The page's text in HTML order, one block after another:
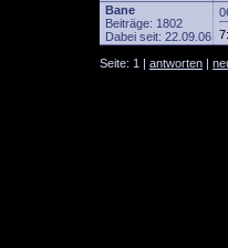
Bane
Beiträge: 1802
Dabei seit: 22.09.06
Seite: 1 | antworten |